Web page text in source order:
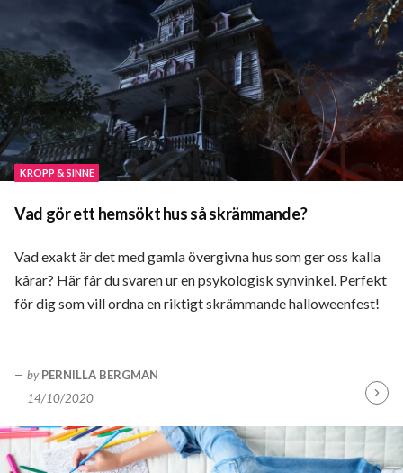
KROPP & SINNE
Vad gör ett hemsökt hus så skrämmande?
Vad exakt är det med gamla övergivna hus som ger oss kalla
kårar? Här får du svaren ur en psykologisk synvinkel. Perfekt
för dig som vill ordna en riktigt skrämmande halloweenfest!
by PERNILLA BERGMAN
14/10/2020